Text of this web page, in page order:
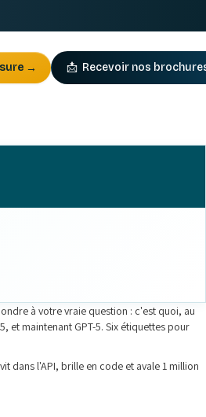
→ 📩 Recevoir nos
à votre vraie question : c'est quoi, au
et maintenant GPT-5. Six étiquettes pour
dans l'API, brille en code et avale 1 million